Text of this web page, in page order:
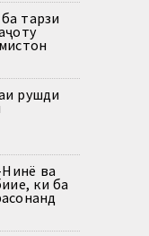
тарзи
рушди
ва
ки ба